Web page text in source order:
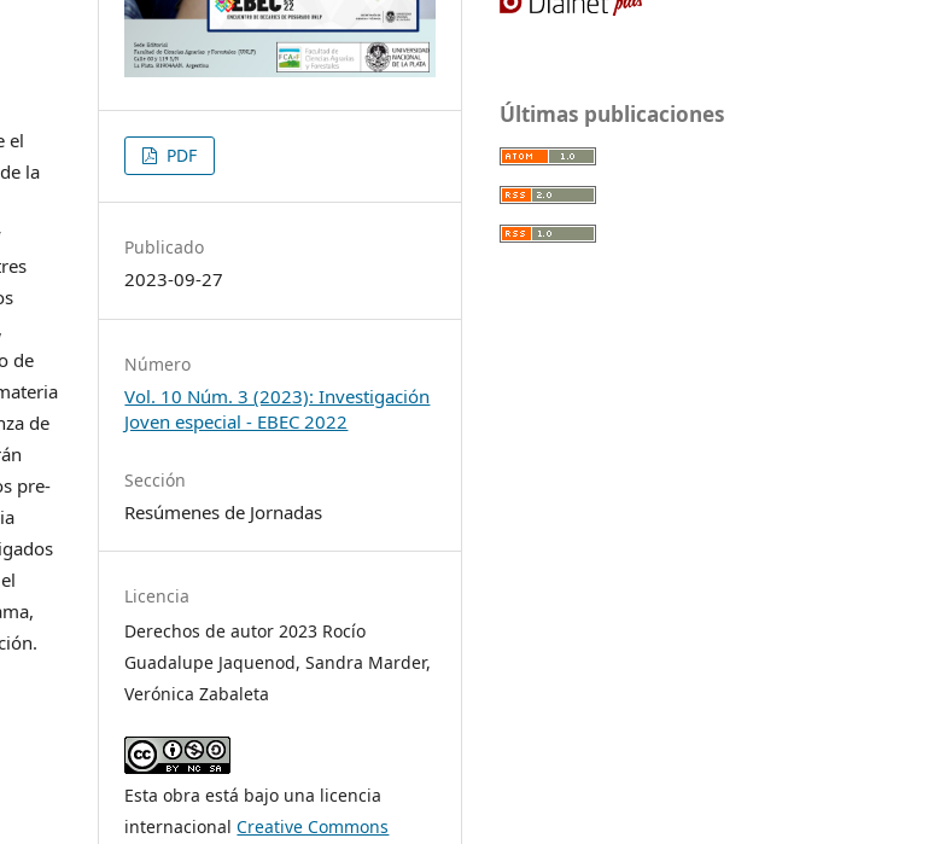
el
la
de
de
pre-
PDF
Publicado
2023-09-27
Número
Vol. 10 Núm. 3 (2023): Investigación
Joven especial - EBEC 2022
Sección
Resúmenes de Jornadas
Licencia
Derechos de autor 2023 Rocío
Guadalupe Jaquenod, Sandra Marder,
Verónica Zabaleta
Esta obra está bajo una licencia
internacionalCreative Commons
Últimas publicaciones